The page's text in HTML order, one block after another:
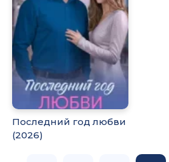
Последний год любви
(2026)